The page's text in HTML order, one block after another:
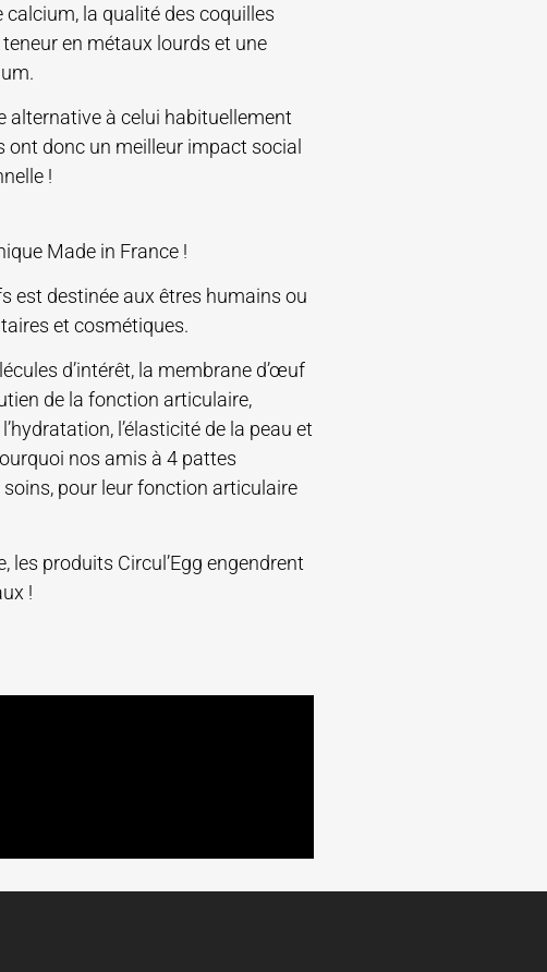
calcium, la qualité des coquilles
en métaux lourds et une
alternative à celui habituellement
ont donc un meilleur impact social
!
Made in France !
est destinée aux êtres humains ou
et cosmétiques.
d’intérêt, la membrane d’œuf
de la fonction articulaire,
l’élasticité de la peau et
nos amis à 4 pattes
pour leur fonction articulaire
les produits Circul’Egg engendrent
!